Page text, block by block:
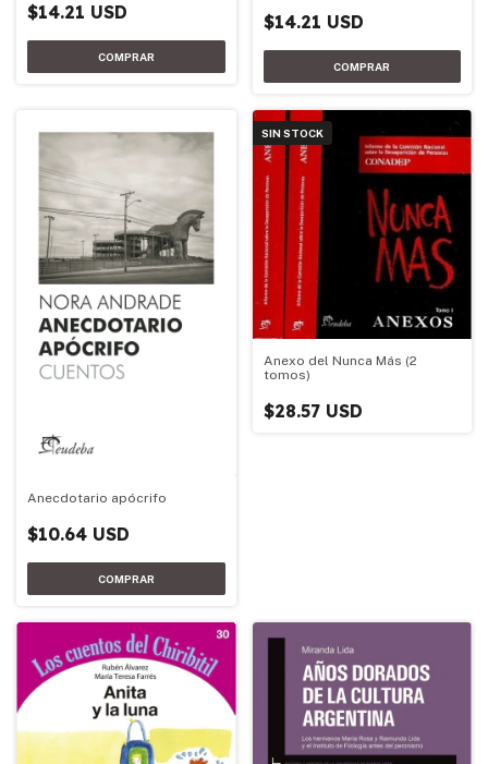
$14.21 USD $14.21 USD
Anecdotario apócrifo
$10.64 USD
SIN STOCK
Anexo del Nunca Más (2
tomos)
$28.57 USD